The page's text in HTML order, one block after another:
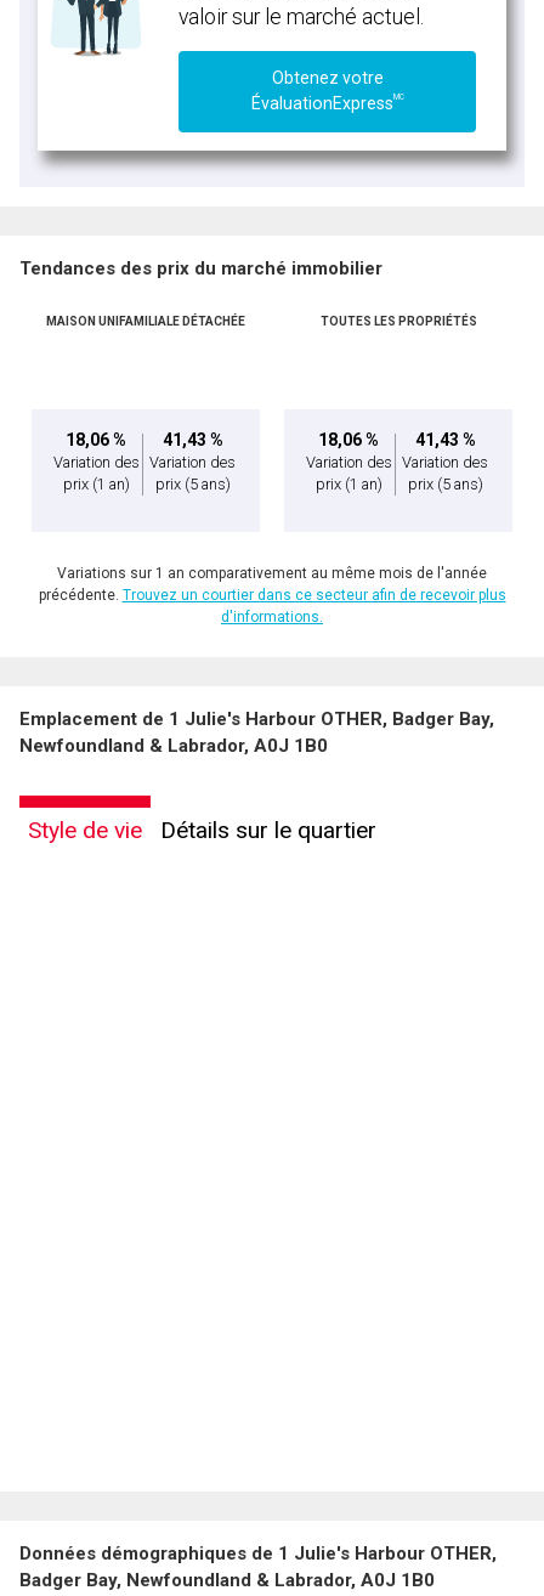
valoir sur le marché actuel.
Obtenez votre
ÉvaluationExpressMC
Tendances des prix du marché immobilier
MAISON UNIFAMILIALE DÉTACHÉE
18,06 %
Variation des
prix (1 an)
41,43 %
Variation des
prix (5 ans)
TOUTES LES PROPRIÉTÉS
18,06 %
Variation des
prix (1 an)
41,43 %
Variation des
prix (5 ans)
Variations sur 1 an comparativement au même mois de l'année
précédente. Trouvez un courtier dans ce secteur afin de recevoir plus
d'informations.
Emplacement de 1 Julie's Harbour OTHER, Badger Bay,
Newfoundland & Labrador, A0J 1B0
Style de vie Détails sur le quartier
Données démographiques de 1 Julie's Harbour OTHER,
Badger Bay, Newfoundland & Labrador, A0J 1B0